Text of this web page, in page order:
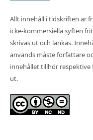
Allt innehåll i tidskriften är
icke-kommersiella syften
skrivas ut och länkas.
används måste författare
innehållet tillhör
ut.